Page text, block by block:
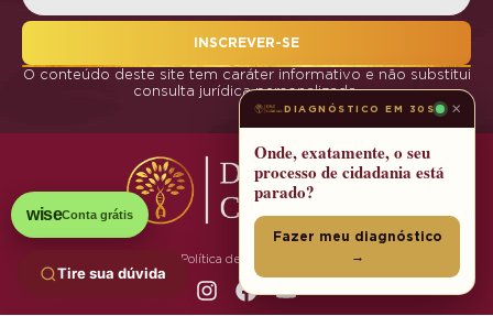
INSCREVER-SE
O conteúdo deste site tem caráter informativo e não substitui
consulta jurídica personalizada.
Política de Privacidade
DIAGNÓSTICO EM 30S ×
Onde, exatamente, o seu
processo de cidadania está
parado?
Fazer meu diagnóstico
→
wiseConta grátis
Tire sua dúvida